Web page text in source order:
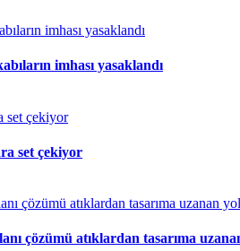
imhası yasaklandı
set çekiyor
çözümü atıklardan tasarıma